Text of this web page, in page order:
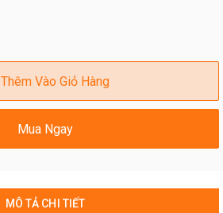
Thêm Vào Giỏ Hàng
Mua Ngay
MÔ TẢ CHI TIẾT